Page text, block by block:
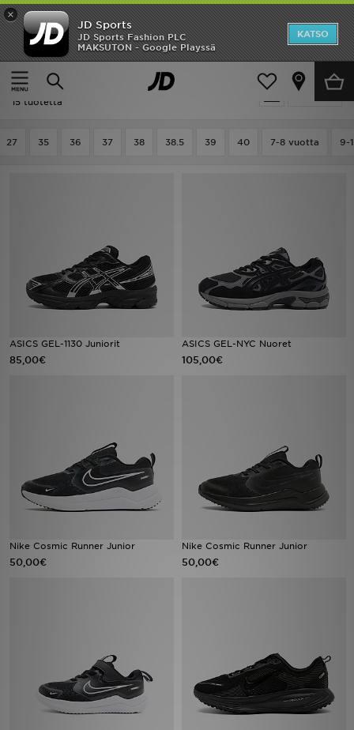
×
JD Sports
JD Sports Fashion PLC
MAKSUTON - Google Playssä
KATSO
Etusivu
Lapset
Suodata
Lapset - Musta Running
15 tuotetta
27 35 36 37 38 38.5 39 40 7-8 vuotta 9-
ASICS GEL-1130 Juniorit
85,00€
ASICS GEL-NYC Nuoret
105,00€
Nike Cosmic Runner Junior
50,00€
Nike Cosmic Runner Junior
50,00€
Etusivu
Ale
Uutuudet
Tuotemerkit
Minun viestini